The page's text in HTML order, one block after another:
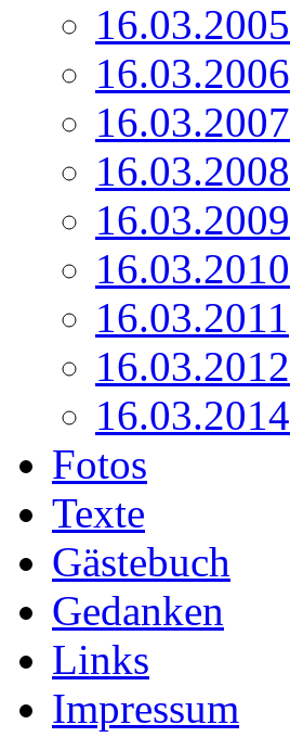
16.03.2005
16.03.2006
16.03.2007
16.03.2008
16.03.2009
16.03.2010
16.03.2011
16.03.2012
16.03.2014
Fotos
Texte
Gästebuch
Gedanken
Links
Impressum